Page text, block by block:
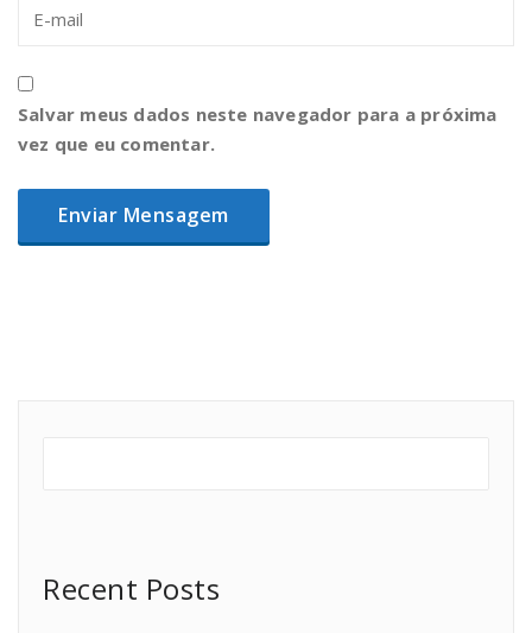
Salvar meus dados neste navegador para a próxima
vez que eu comentar.
Recent Posts